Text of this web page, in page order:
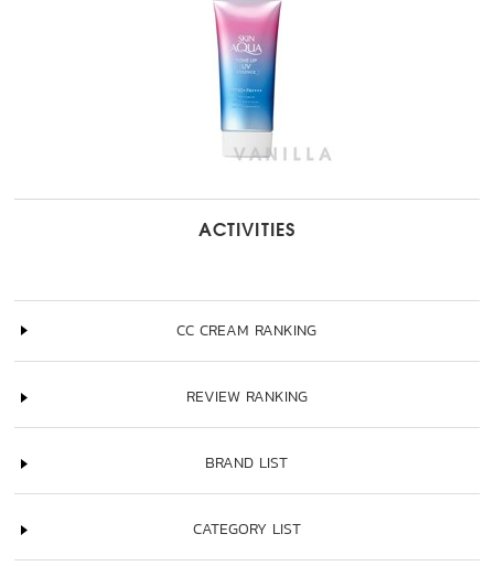
ACTIVITIES
CC CREAM RANKING
REVIEW RANKING
BRAND LIST
CATEGORY LIST